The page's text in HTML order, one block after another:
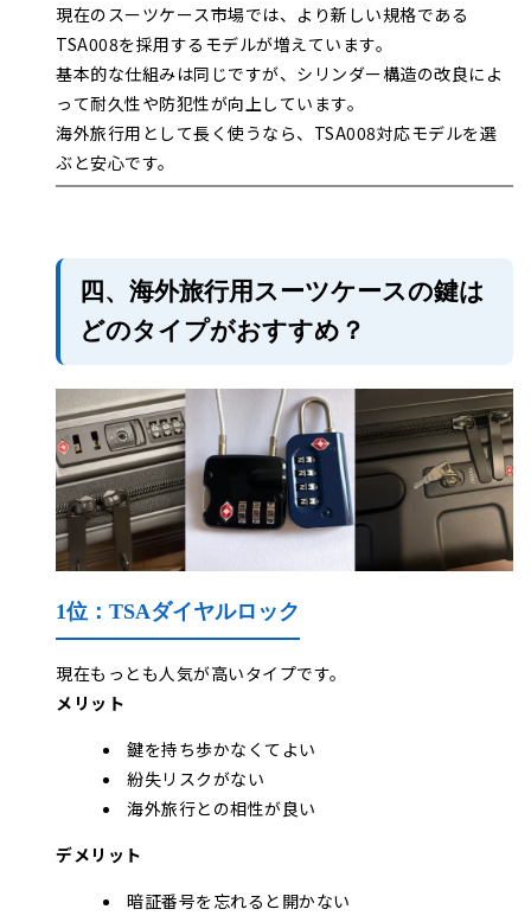
現在のスーツケース市場では、より新しい規格である
TSA008を採用するモデルが増えています。
基本的な仕組みは同じですが、シリンダー構造の改良によ
って耐久性や防犯性が向上しています。
海外旅行用として長く使うなら、TSA008対応モデルを選
ぶと安心です。
四、海外旅行用スーツケースの鍵は
どのタイプがおすすめ？
1位：TSAダイヤルロック
現在もっとも人気が高いタイプです。
メリット
鍵を持ち歩かなくてよい
紛失リスクがない
海外旅行との相性が良い
デメリット
暗証番号を忘れると開かない